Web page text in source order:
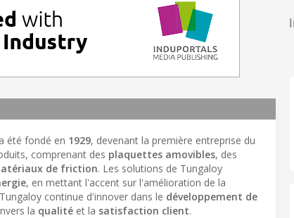
été fondé en 1929, devenant la première entreprise du
comprenant des plaquettes amovibles, des
de friction. Les solutions de Tungaloy
, en mettant l'accent sur l'amélioration de la
continue d'innover dans le développement de
la qualité et la satisfaction client.